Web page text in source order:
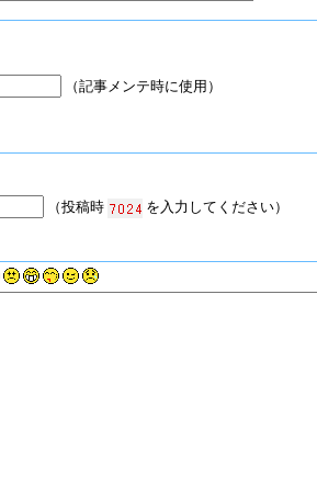
（記事メンテ時に使用）
（投稿時 を入力してください）